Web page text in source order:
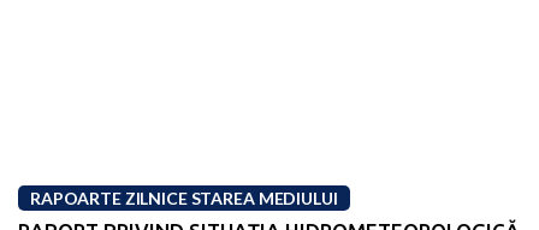
RAPOARTE ZILNICE STAREA MEDIULUI